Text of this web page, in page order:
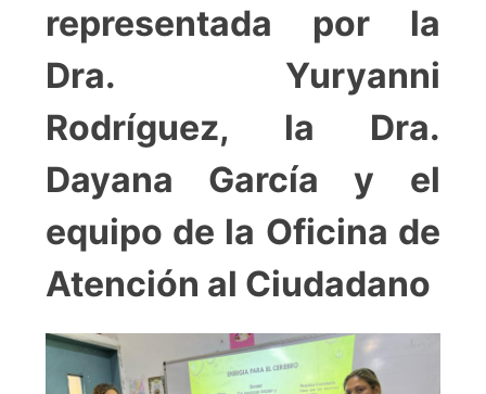
representada por la
Dra. Yuryanni
Rodríguez, la Dra.
Dayana García y el
equipo de la Oficina de
Atención al Ciudadano